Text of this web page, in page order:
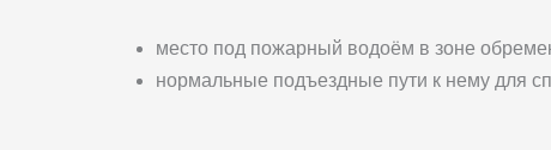
место под пожарный водоём в зоне
нормальные подъездные пути к нему для